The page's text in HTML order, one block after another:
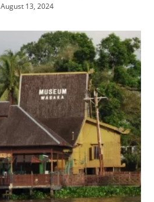
August 13, 2024